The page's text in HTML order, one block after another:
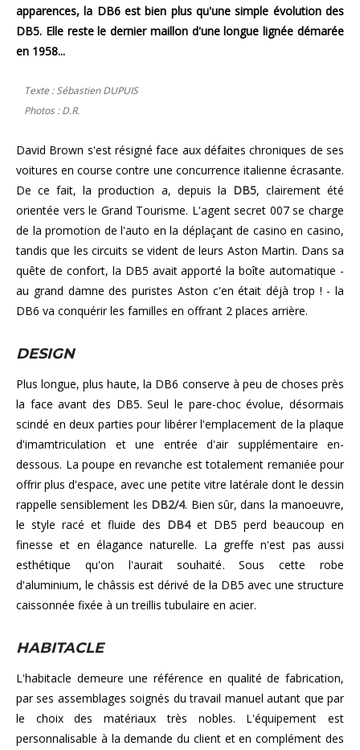
apparences, la DB6 est bien plus qu'une simple évolution des
DB5. Elle reste le dernier maillon d'une longue lignée démarée
en 1958...
Texte : Sébastien DUPUIS
Photos : D.R.
David Brown s'est résigné face aux défaites chroniques de ses
voitures en course contre une concurrence italienne écrasante.
De ce fait, la production a, depuis la DB5, clairement été
orientée vers le Grand Tourisme. L'agent secret 007 se charge
de la promotion de l'auto en la déplaçant de casino en casino,
tandis que les circuits se vident de leurs Aston Martin. Dans sa
quête de confort, la DB5 avait apporté la boîte automatique -
au grand damne des puristes Aston c'en était déjà trop ! - la
DB6 va conquérir les familles en offrant 2 places arrière.
DESIGN
Plus longue, plus haute, la DB6 conserve à peu de choses près
la face avant des DB5. Seul le pare-choc évolue, désormais
scindé en deux parties pour libérer l'emplacement de la plaque
d'imamtriculation et une entrée d'air supplémentaire en-
dessous. La poupe en revanche est totalement remaniée pour
offrir plus d'espace, avec une petite vitre latérale dont le dessin
rappelle sensiblement les DB2/4. Bien sûr, dans la manoeuvre,
le style racé et fluide des DB4et DB5 perd beaucoup en
finesse et en élagance naturelle. La greffe n'est pas aussi
esthétique qu'on l'aurait souhaité. Sous cette robe
d'aluminium, le châssis est dérivé de la DB5 avec une structure
caissonnée fixée à un treillis tubulaire en acier.
HABITACLE
L'habitacle demeure une référence en qualité de fabrication,
par ses assemblages soignés du travail manuel autant que par
le choix des matériaux très nobles. L'équipement est
personnalisable à la demande du client et en complément des